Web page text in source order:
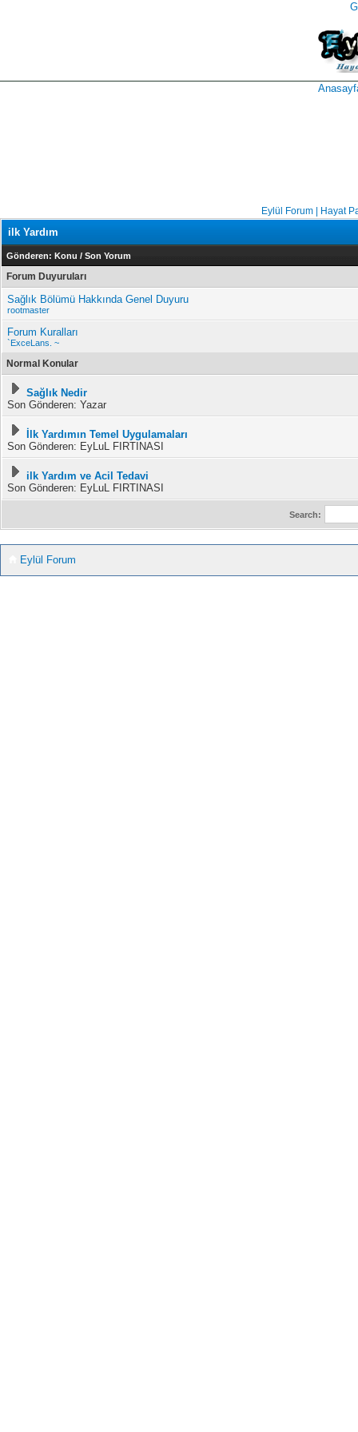
Eylül Forum | Hayat
ilk Yardım
Gönderen: Konu / Son Yorum
Forum Duyuruları
Sağlık Bölümü Hakkında Genel Duyuru
rootmaster
Forum Kuralları
`ExceLans. ~
Normal Konular
Sağlık Nedir
Son Gönderen: Yazar
İlk Yardımın Temel Uygulamaları
Son Gönderen: EyLuL FIRTINASI
ilk Yardım ve Acil Tedavi
Son Gönderen: EyLuL FIRTINASI
Search:
Eylül Forum